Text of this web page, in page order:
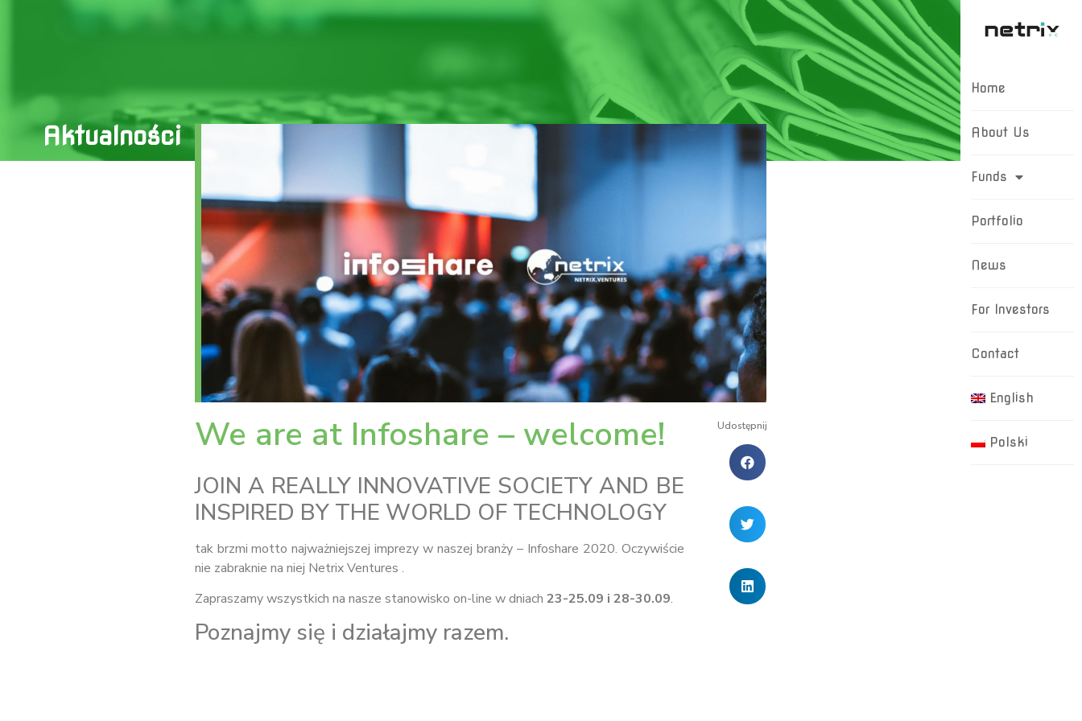
Aktualności
We are at Infoshare – welcome!
JOIN A REALLY INNOVATIVE SOCIETY AND BE
INSPIRED BY THE WORLD OF TECHNOLOGY
tak brzmi motto najważniejszej imprezy w naszej branży – Infoshare 2020. Oczywiście
nie zabraknie na niej Netrix Ventures .
Zapraszamy wszystkich na nasze stanowisko on-line w dniach 23-25.09 i 28-30.09.
Poznajmy się i działajmy razem.
Udostępnij
Home
About Us
Funds
Portfolio
News
For Investors
Contact
English
Polski